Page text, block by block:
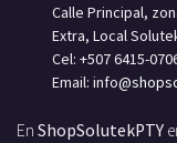
Calle Principal,
Extra, Local
Cel: +507 6415-
Email: info
En ShopSolutekPTY